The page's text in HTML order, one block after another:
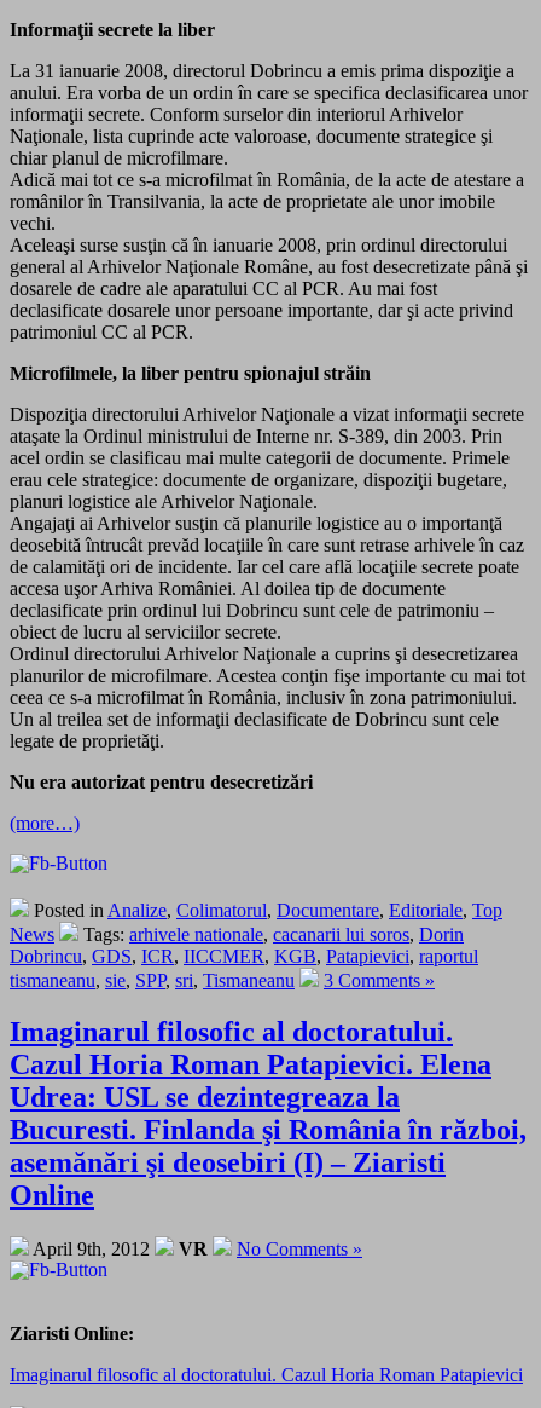
Informaţii secrete la liber
La 31 ianuarie 2008, directorul Dobrincu a emis prima dispoziţie a
anului. Era vorba de un ordin în care se specifica declasificarea unor
informaţii secrete. Conform surselor din interiorul Arhivelor
Naţionale, lista cuprinde acte valoroase, documente strategice şi
chiar planul de microfilmare.
Adică mai tot ce s-a microfilmat în România, de la acte de atestare a
românilor în Transilvania, la acte de proprietate ale unor imobile
vechi.
Aceleaşi surse susţin că în ianuarie 2008, prin ordinul directorului
general al Arhivelor Naţionale Române, au fost desecretizate până şi
dosarele de cadre ale aparatului CC al PCR. Au mai fost
declasificate dosarele unor persoane importante, dar şi acte privind
patrimoniul CC al PCR.
Microfilmele, la liber pentru spionajul străin
Dispoziţia directorului Arhivelor Naţionale a vizat informaţii secrete
ataşate la Ordinul ministrului de Interne nr. S-389, din 2003. Prin
acel ordin se clasificau mai multe categorii de documente. Primele
erau cele strategice: documente de organizare, dispoziţii bugetare,
planuri logistice ale Arhivelor Naţionale.
Angajaţi ai Arhivelor susţin că planurile logistice au o importanţă
deosebită întrucât prevăd locaţiile în care sunt retrase arhivele în caz
de calamităţi ori de incidente. Iar cel care află locaţiile secrete poate
accesa uşor Arhiva României. Al doilea tip de documente
declasificate prin ordinul lui Dobrincu sunt cele de patrimoniu –
obiect de lucru al serviciilor secrete.
Ordinul directorului Arhivelor Naţionale a cuprins şi desecretizarea
planurilor de microfilmare. Acestea conţin fişe importante cu mai tot
ceea ce s-a microfilmat în România, inclusiv în zona patrimoniului.
Un al treilea set de informaţii declasificate de Dobrincu sunt cele
legate de proprietăţi.
Nu era autorizat pentru desecretizări
(more…)
Posted in Analize, Colimatorul, Documentare, Editoriale, Top
News
Tags: arhivele nationale, cacanarii lui soros, Dorin
Dobrincu, GDS, ICR, IICCMER, KGB, Patapievici, raportul
tismaneanu, sie, SPP, sri, Tismaneanu 3 Comments »
Imaginarul filosofic al doctoratului.
Cazul Horia Roman Patapievici. Elena
Udrea: USL se dezintegreaza la
Bucuresti. Finlanda şi România în război,
asemănări şi deosebiri (I) – Ziaristi
Online
April 9th, 2012 VR No Comments »
Ziaristi Online:
Imaginarul filosofic al doctoratului. Cazul Horia Roman Patapievici